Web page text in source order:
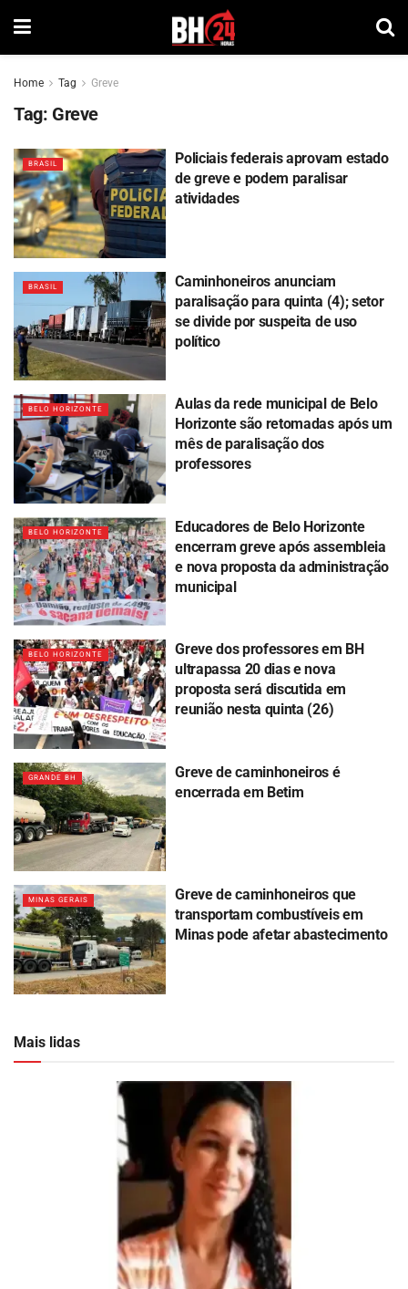
Home Tag Greve
Tag: Greve
BRASIL
Policiais federais aprovam estado
de greve e podem paralisar
atividades
BRASIL
Caminhoneiros anunciam
paralisação para quinta (4); setor
se divide por suspeita de uso
político
BELO HORIZONTE
Aulas da rede municipal de Belo
Horizonte são retomadas após um
mês de paralisação dos
professores
BELO HORIZONTE
Educadores de Belo Horizonte
encerram greve após assembleia
e nova proposta da administração
municipal
BELO HORIZONTE
Greve dos professores em BH
ultrapassa 20 dias e nova
proposta será discutida em
reunião nesta quinta (26)
GRANDE BH
Greve de caminhoneiros é
encerrada em Betim
MINAS GERAIS
Greve de caminhoneiros que
transportam combustíveis em
Minas pode afetar abastecimento
Mais lidas